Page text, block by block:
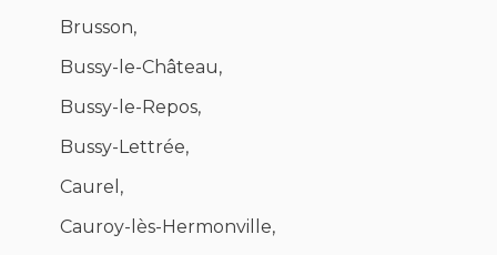
Brusson,
Bussy-le-Château,
Bussy-le-Repos,
Bussy-Lettrée,
Caurel,
Cauroy-lès-Hermonville,